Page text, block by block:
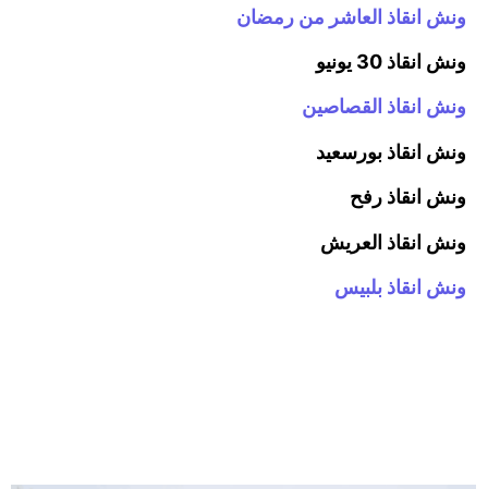
ونش انقاذ العاشر من رمضان
ونش انقاذ 30 يونيو
ونش انقاذ القصاصين
ونش انقاذ بورسعيد
ونش انقاذ رفح
ونش انقاذ العريش
ونش انقاذ بلبيس